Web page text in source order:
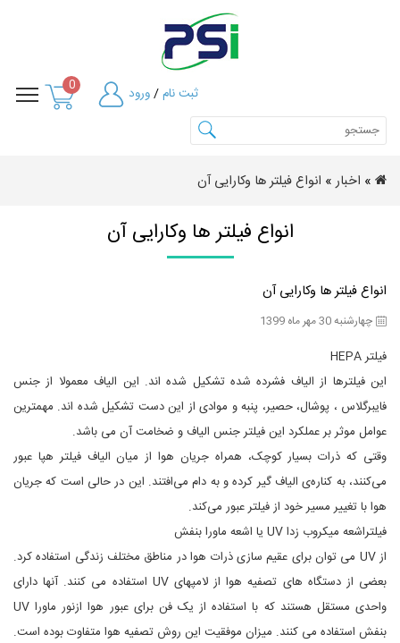
0 ثبت نام/ورود
» اخبار» انواع فیلتر ها وکارایی آن
انواع فیلتر ها وکارایی آن
انواع فیلتر ها وکارایی آن
چهارشنبه 30 مهر ماه 1399
فیلتر HEPA
این فیلترها از الیاف فشرده شده تشکیل شده اند. این الیاف معمولا از جنس
فایبرگلاس ، پوشال، حصیر، پنبه و موادی از این دست تشکیل شده اند. مهمترین
عوامل موثر بر عملکرد این فیلتر جنس الیاف و ضخامت آن می باشد.
وقتی که ذرات بسیار کوچک، همراه جریان هوا از میان الیاف فیلتر هپا عبور
می‌کنند، به کناره‌ی الیاف گیر کرده و به دام می‌افتند. این در حالی است که جریان
هوا با تغییر مسیر خود از فیلتر عبور می‌کند.
فیلتراشعه میکروب زدا UV یا اشعه ماورا بنفش
از UV می توان برای عقیم سازی ذرات هوا در مناطق مختلف زندگی استفاده کرد.
بعضی از دستگاه های تصفیه هوا از لامپهای UV استفاده می کنند. آنها دارای
واحدی مستقل هستند که با استفاده از یک فن برای عبور هوا ازنور ماورا UV
بنفش استفاده می کنند. میزان موفقیت این روش تصفیه هوا متفاوت بوده است.